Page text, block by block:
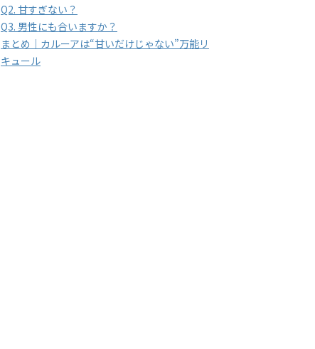
Q2. 甘すぎない？
Q3. 男性にも合いますか？
まとめ｜カルーアは“甘いだけじゃない”万能リ
キュール